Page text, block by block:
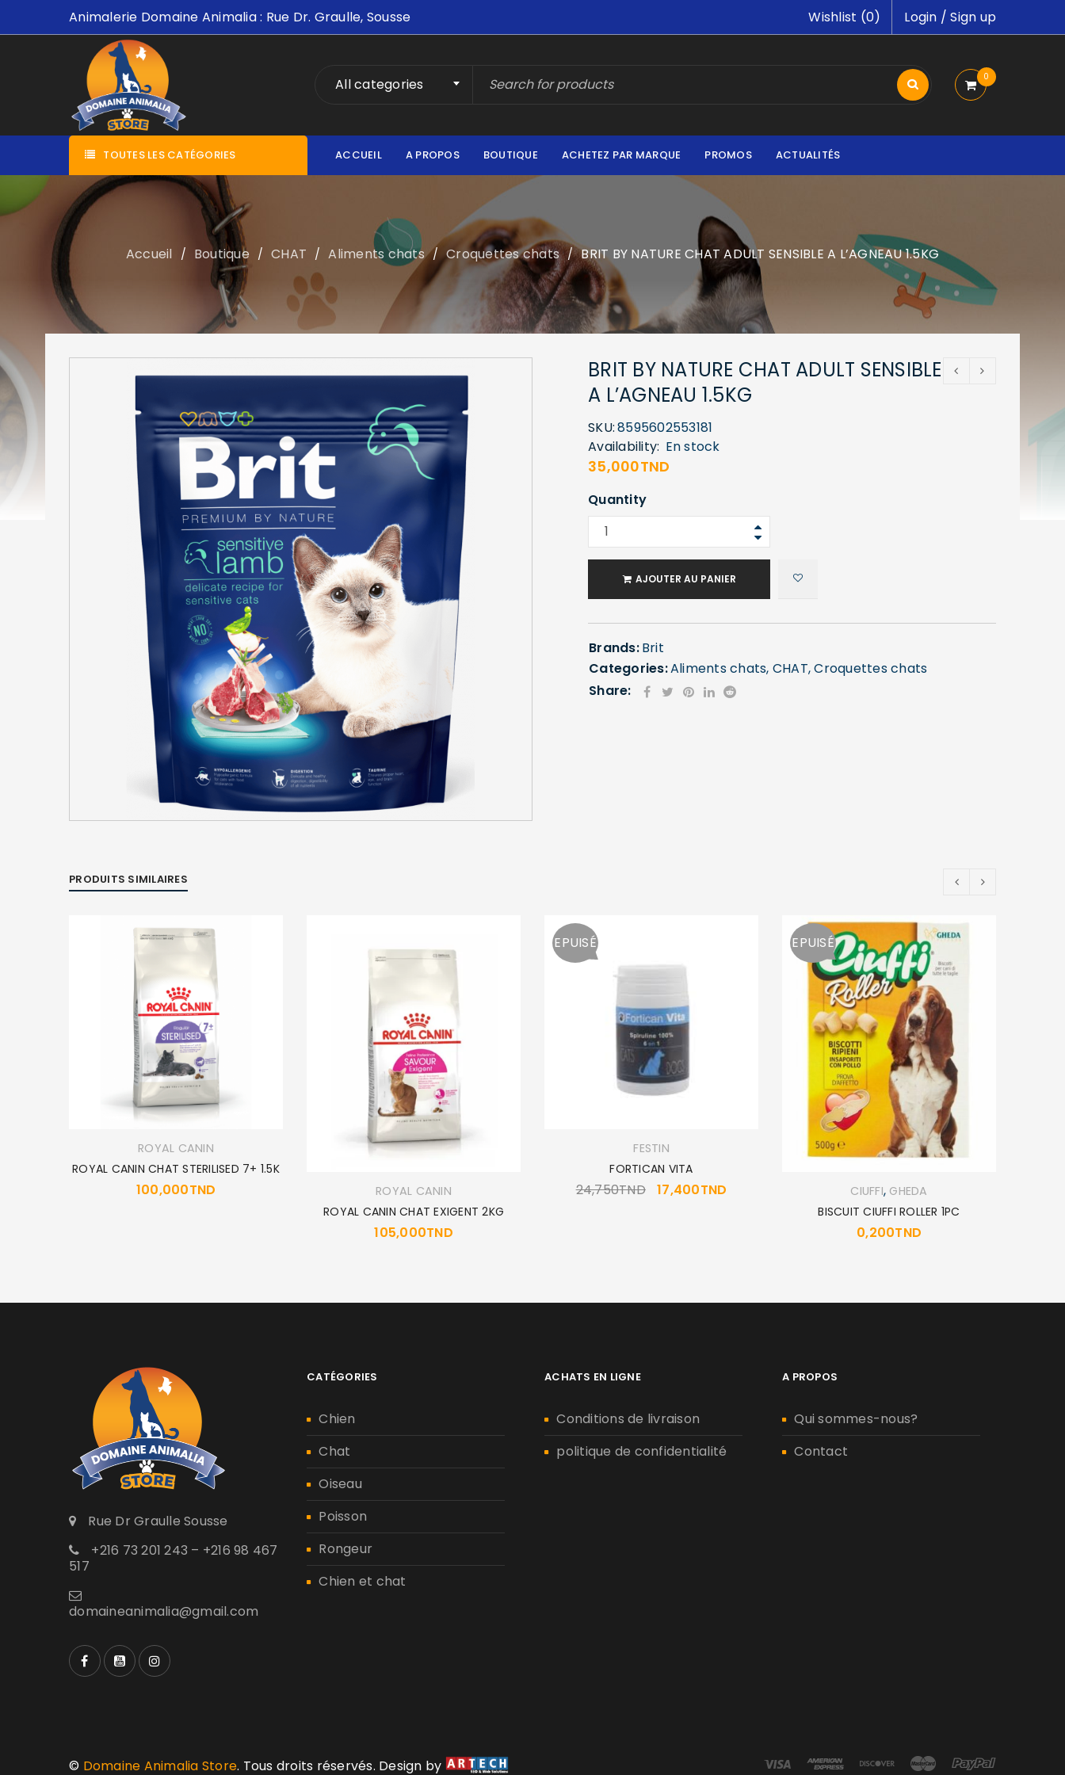
SE CONNECTER
Se souvenir de moi
MOT DE PASSE PERDU ?
Animalerie Domaine Animalia : Rue Dr. Graulle, Sousse Login /Sign up
Wishlist (0)
All categories 0
TOUTES LES CATÉGORIES ACCUEIL A PROPOS BOUTIQUE ACHETEZ PAR MARQUE PROMOS ACTUALITÉS
Accueil / Boutique / CHAT / Aliments chats / Croquettes chats / BRIT BY NATURE CHAT ADULT SENSIBLE A L’AGNEAU 1.5KG
BRIT BY NATURE CHAT ADULT SENSIBLE
A L’AGNEAU 1.5KG
SKU:8595602553181
Availability: En stock
35,000TND
Quantity
AJOUTER AU PANIER
Brands:Brit
Categories:Aliments chats, CHAT,Croquettes chats
Share:
PRODUITS SIMILAIRES
ROYAL CANIN
ROYAL CANIN CHAT STERILISED 7+ 1.5K
100,000TND
ROYAL CANIN
ROYAL CANIN CHAT EXIGENT 2KG
105,000TND
EPUISÉ
FESTIN
FORTICAN VITA
24,750TND 17,400TND
EPUISÉ
CIUFFI, GHEDA
BISCUIT CIUFFI ROLLER 1PC
0,200TND
Rue Dr Graulle Sousse
+216 73 201 243 – +216 98 467
517
domaineanimalia@gmail.com
CATÉGORIES
Chien
Chat
Oiseau
Poisson
Rongeur
Chien et chat
ACHATS EN LIGNE
Conditions de livraison
politique de confidentialité
A PROPOS
Qui sommes-nous?
Contact
© Domaine Animalia Store. Tous droits réservés. Design by